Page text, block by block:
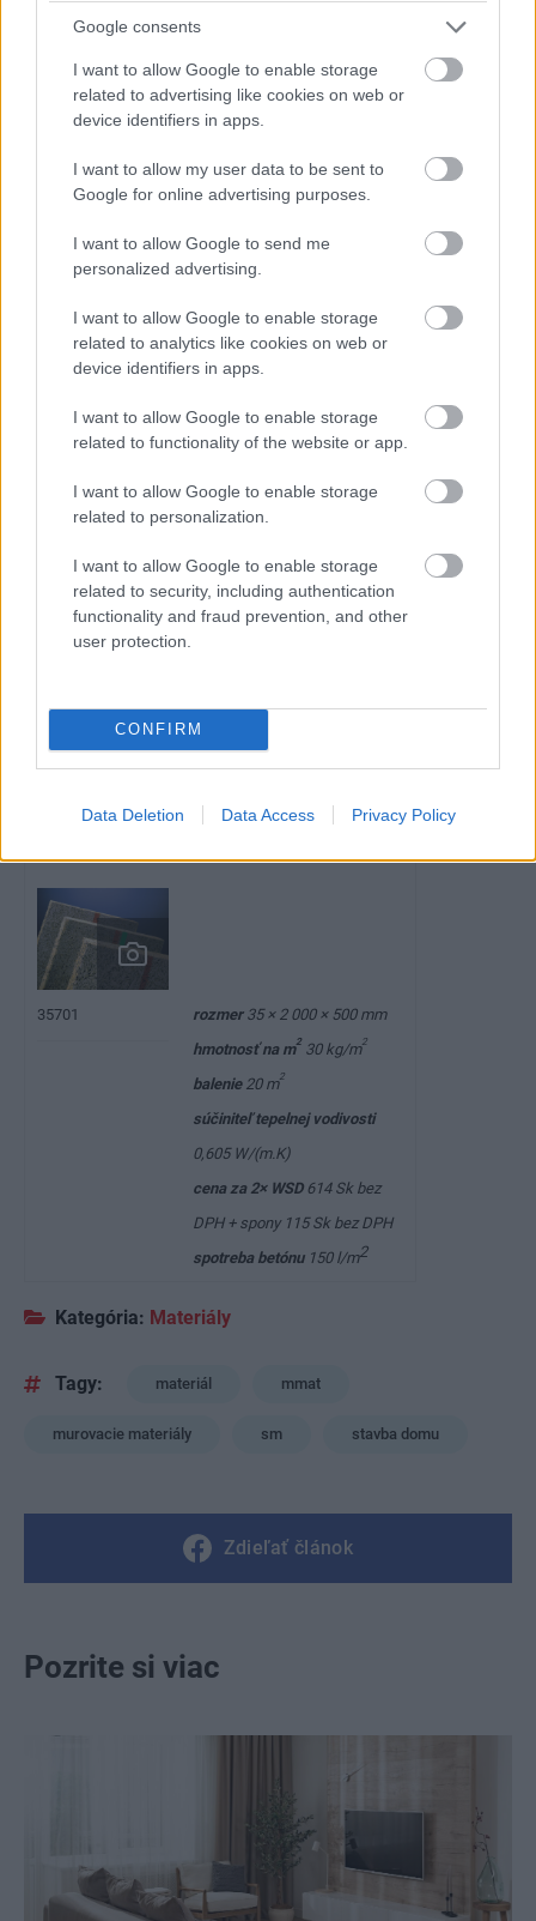
Google consents
I want to allow Google to enable storage
related to advertising like cookies on web or
device identifiers in apps.
I want to allow my user data to be sent to
Google for online advertising purposes.
I want to allow Google to send me
personalized advertising.
I want to allow Google to enable storage
related to analytics like cookies on web or
device identifiers in apps.
I want to allow Google to enable storage
related to functionality of the website or app.
I want to allow Google to enable storage
related to personalization.
I want to allow Google to enable storage
related to security, including authentication
functionality and fraud prevention, and other
user protection.
CONFIRM
Data Deletion Data Access Privacy Policy
Podobne ako v prípade drevoštiepkových tvaroviek ide o
prostredie ani pri výrobe. Takisto disponuje vynikajúcimi
tepelnoizolačnými a zvukovoizolačnými vlastnosťami.
Systém strateného debnenia predstavuje spájanie
drevoštiepkových dosiek sponami, medzi ktoré sa leje
betón. Tepelnoizolačná schopnosť tohto materiálu spolu
s akumulačnou schopnosťou betónu vytvára priaznivé
podmienky na kvalitné bývanie. Ucelený stavebný systém
ocenia najmä tí, ktorí chcú stavať vlastný rodinný dom,
najmä pre rýchlosť a jednoduchosť budovania hrubej
35701 rozmer35 × 2 000 × 500 mm
hmotnosť na m2 30 kg/m 2
balenie20 m 2
súčiniteľ tepelnej vodivosti
0,605 W/(m.K)
cena za 2× WSD614 Sk bez
DPH + spony 115 Sk bez DPH
spotreba betónu150 l/m2
Kategória: Materiály
Tagy: materiál mmat
murovacie materiály sm stavba domu
Zdieľať článok
Pozrite si viac